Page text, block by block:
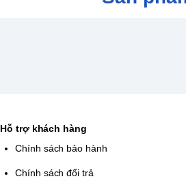
Hỗ trợ khách hàng
Chính sách bảo hành
Chính sách đổi trả